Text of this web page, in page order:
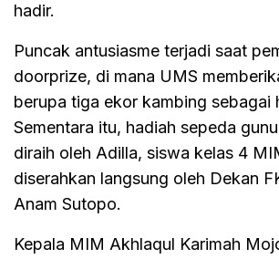
hadir.
Puncak antusiasme terjadi saat
doorprize, di mana UMS
berupa tiga ekor kambing sebagai
Sementara itu, hadiah sepeda
diraih oleh Adilla, siswa kelas 4
diserahkan langsung oleh Dekan
Anam Sutopo.
Kepala MIM Akhlaqul Karimah